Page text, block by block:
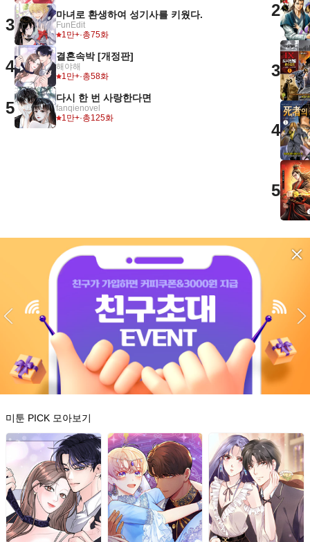
3
마녀로 환생하여 성기사를 키웠다.
FunEdit
1만+·총75화
4
결혼속박 [개정판]
해야해
1만+·총58화
5
다시 한 번 사랑한다면
fanqienovel
1만+·총125화
2
3
4
5
미툰 PICK 모아보기